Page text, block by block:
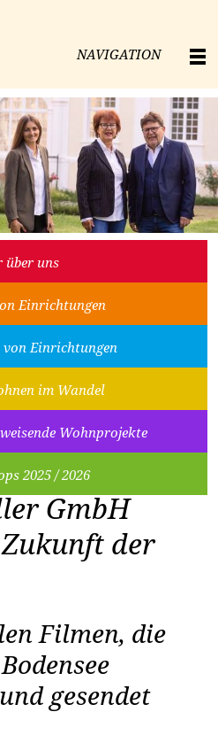
NAVIGATION
über uns
Einrichtungen
von Einrichtungen
im Wandel
Wohnprojekte
2025 / 2026
GmbH
der
Filmen, die
gesendet